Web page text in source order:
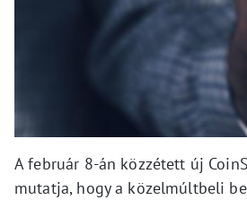
A február 8-án közzétett új
mutatja, hogy a közelmúltbeli